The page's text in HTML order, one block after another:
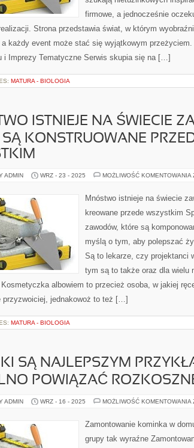
firmowe, a jednocześnie
Strona przedstawia świat, w którym
a każdy event może stać się wyjątkowym
i Imprezy Tematyczne Serwis skupia się na […]
MATURA - BIOLOGIA
ISTNIEJE NA ŚWIECIE
SĄ KONSTRUOWANE
ADMIN WRZ - 23 - 2025 MOŻLIWOŚĆ KOMENTOWANIA
Mnóstwo istnieje na świecie
kreowane przede wszystkim
zawodów, które są
myślą o tym, aby polepszać
Są to lekarze, czy projektanci
tym są to także oraz dla wielu
albowiem to przecież osoba, w jakiej
przyzwoiciej, jednakowoż to też […]
MATURA - BIOLOGIA
SĄ NAJLEPSZYM
POWIĄZAĆ
ADMIN WRZ - 16 - 2025 MOŻLIWOŚĆ KOMENTOWANIA
Zamontowanie kominka w
grupy tak wyraźne